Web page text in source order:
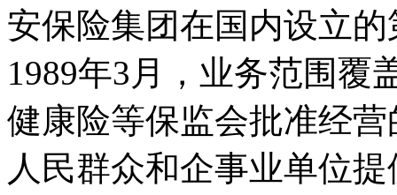
安保险集团在国内设立
1989年3月，业务范围覆
健康险等保监会批准经
人民群众和企事业单位